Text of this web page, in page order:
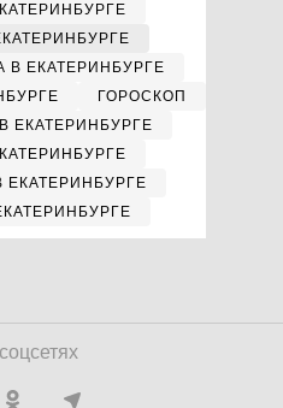
В ЕКАТЕРИНБУРГЕ
ГОРОСКОП
ЕКАТЕРИНБУРГЕ